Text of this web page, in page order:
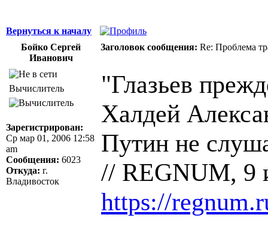
Вернуться к началу
Бойко Сергей
Иванович
Заголовок сообщения: Re: Проблема
Вычислитель
Зарегистрирован:
Ср мар 01, 2006 12:58
am
Сообщения: 6023
Откуда: г.
Владивосток
"Глазьев
Халдей
Путин не
// REGNUM, 9
https://